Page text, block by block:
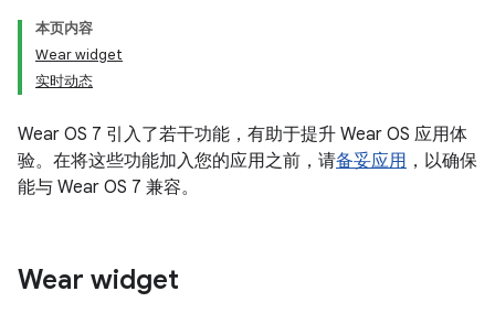
本页内容
Wear widget
实时动态
Wear OS 7 引入了若干功能，有助于提升 Wear OS 应用体
验。在将这些功能加入您的应用之前，请备妥应用 ，以确保
能与 Wear OS 7 兼容。
Wear widget